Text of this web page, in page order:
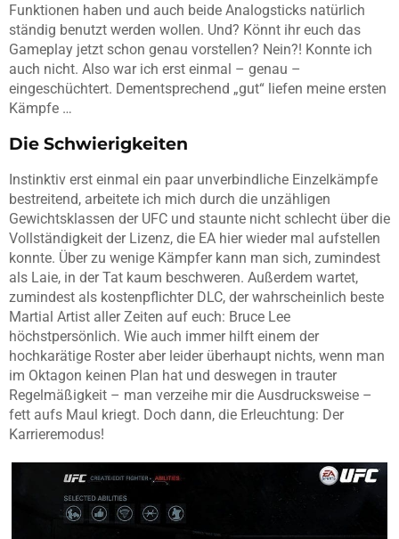
Funktionen haben und auch beide Analogsticks natürlich
ständig benutzt werden wollen. Und? Könnt ihr euch das
Gameplay jetzt schon genau vorstellen? Nein?! Konnte ich
auch nicht. Also war ich erst einmal – genau –
eingeschüchtert. Dementsprechend „gut“ liefen meine ersten
Kämpfe …
Die Schwierigkeiten
Instinktiv erst einmal ein paar unverbindliche Einzelkämpfe
bestreitend, arbeitete ich mich durch die unzähligen
Gewichtsklassen der UFC und staunte nicht schlecht über die
Vollständigkeit der Lizenz, die EA hier wieder mal aufstellen
konnte. Über zu wenige Kämpfer kann man sich, zumindest
als Laie, in der Tat kaum beschweren. Außerdem wartet,
zumindest als kostenpflichter DLC, der wahrscheinlich beste
Martial Artist aller Zeiten auf euch: Bruce Lee
höchstpersönlich. Wie auch immer hilft einem der
hochkarätige Roster aber leider überhaupt nichts, wenn man
im Oktagon keinen Plan hat und deswegen in trauter
Regelmäßigkeit – man verzeihe mir die Ausdrucksweise –
fett aufs Maul kriegt. Doch dann, die Erleuchtung: Der
Karrieremodus!